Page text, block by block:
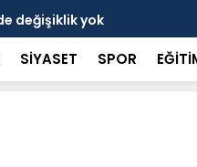
değişiklik yok
SİYASET SPOR